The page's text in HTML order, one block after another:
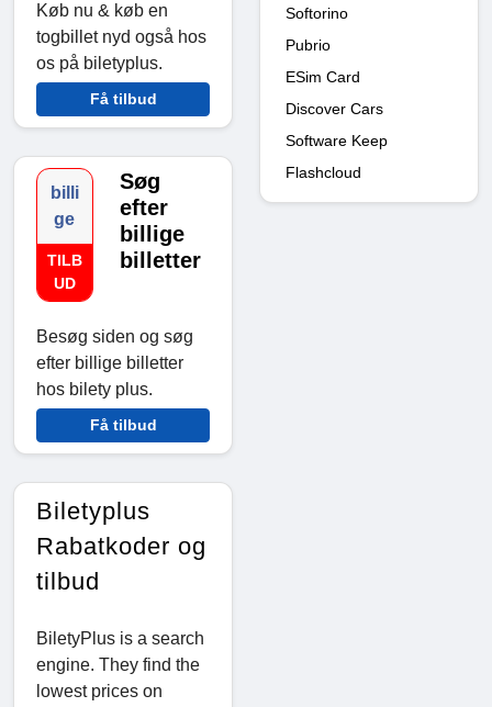
Køb nu & køb en
togbillet nyd også hos
os på biletyplus.
Få tilbud
billi
ge
TILB
UD
Søg
efter
billige
billetter
Besøg siden og søg
efter billige billetter
hos bilety plus.
Få tilbud
Biletyplus
Rabatkoder og
tilbud
BiletyPlus is a search
engine. They find the
lowest prices on
Softorino
Pubrio
ESim Card
Discover Cars
Software Keep
Flashcloud